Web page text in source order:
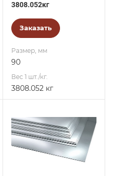
3808.052кг
Заказать
Размер, мм
90
Вес 1 шт./кг.
3808.052 кг